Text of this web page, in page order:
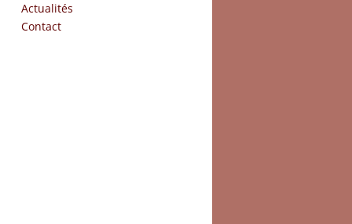
Ravalement de
Actualités
Contact